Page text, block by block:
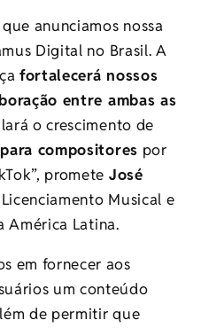
anunciamos nossa
Digital no Brasil. A
fortalecerá nossos
entre ambas as
o crescimento de
compositores por
promete José
Musical e
América Latina.
em fornecer aos
um conteúdo
de permitir que